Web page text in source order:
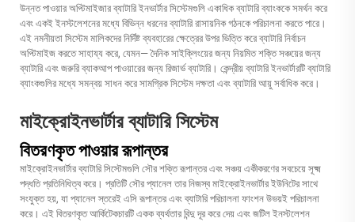
উন্নত পাওয়ার অপ্টিমাইজার ব্যাটারি ইনভার্টার সিস্টেমগুলি একাধিক ব্যাটারি ব্যাংককে সমর্থন করে
এবং একই ইনস্টলেশনের মধ্যে বিভিন্ন ধরনের ব্যাটারি রাসায়নিক গঠনকে পরিচালনা করতে পারে।
এই নমনীয়তা সিস্টেম মালিকদের নির্দিষ্ট ব্যবহারের ক্ষেত্রের উপর ভিত্তি করে ব্যাটারি নির্বাচন
অপ্টিমাইজ করতে সাহায্য করে, যেমন— দৈনিক সাইক্লিংয়ের জন্য নিয়মিত শক্তি সঞ্চয়ের জন্য
ব্যাটারি এবং জরুরি ব্যাকআপ পাওয়ারের জন্য রিজার্ভ ব্যাটারি। কেন্দ্রীয় ব্যাটারি ইনভার্টারটি ব্যাটারি
ব্যাংকগুলির মধ্যে সমন্বয় সাধন করে সামগ্রিক সিস্টেম দক্ষতা এবং ব্যাটারি আয়ু সর্বাধিক করে।
মাইক্রোইনভার্টার ব্যাটারি সিস্টেম
বিতরণকৃত পাওয়ার রূপান্তর
মাইক্রোইনভার্টার ব্যাটারি সিস্টেমগুলি সৌর শক্তি রূপান্তর এবং সঞ্চয় একীকরণের সবচেয়ে সূক্ষ্ম
পদ্ধতি প্রতিনিধিত্ব করে। প্রতিটি সৌর প্যানেল তার নিজস্ব মাইক্রোইনভার্টার ইউনিটের সাথে
সংযুক্ত হয়, যা প্যানেল স্তরেই এসি রূপান্তর এবং ব্যাটারি পরিচালনা ফাংশন উভয়ই পরিচালনা
করে। এই বিতরণকৃত আর্কিটেকচারটি একক ব্যর্থতার বিন্দু দূর করে দেয় এবং জটিল ইনস্টলেশন